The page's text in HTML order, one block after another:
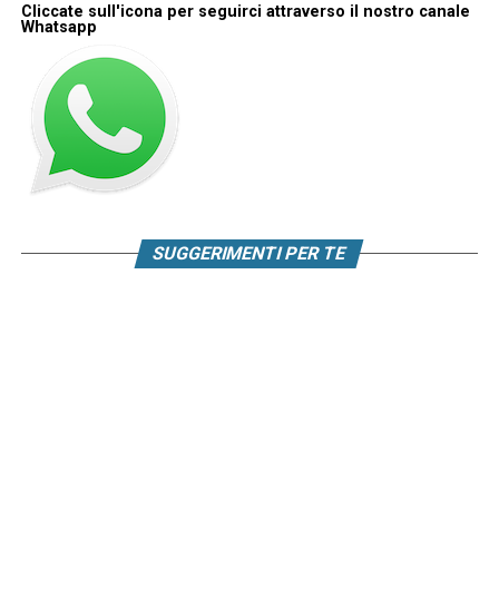
Cliccate sull'icona per seguirci attraverso il nostro canale
Whatsapp
SUGGERIMENTI PER TE